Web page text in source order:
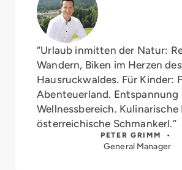
“Urlaub inmitten der Natur:
Wandern, Biken im Herzen des
Hausruckwaldes. Für Kinder:
Abenteuerland. Entspannung
Wellnessbereich.
österreichische Schmankerl.”
PETER GRIMM •
General Manager